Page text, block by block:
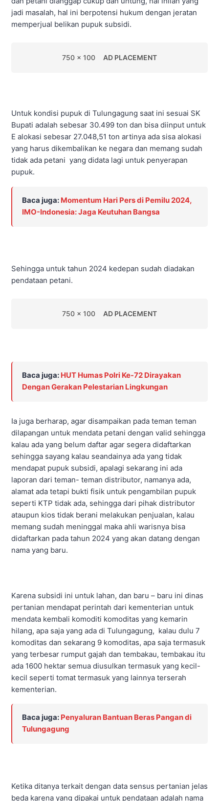
jadi masalah, hal ini berpotensi hukum dengan jeratan
memperjual belikan pupuk subsidi.
750 x 100 AD PLACEMENT
Untuk kondisi pupuk di Tulungagung saat ini sesuai SK
Bupati adalah sebesar 30.499 ton dan bisa diinput untuk
E alokasi sebesar 27.048,51 ton artinya ada sisa alokasi
yang harus dikembalikan ke negara dan memang sudah
tidak ada petani yang didata lagi untuk penyerapan
pupuk.
Baca juga: Momentum Hari Pers di Pemilu 2024,
IMO-Indonesia: Jaga Keutuhan Bangsa
Sehingga untuk tahun 2024 kedepan sudah diadakan
pendataan petani.
750 x 100 AD PLACEMENT
Baca juga: HUT Humas Polri Ke-72 Dirayakan
Dengan Gerakan Pelestarian Lingkungan
Ia juga berharap, agar disampaikan pada teman teman
dilapangan untuk mendata petani dengan valid sehingga
kalau ada yang belum daftar agar segera didaftarkan
sehingga sayang kalau seandainya ada yang tidak
mendapat pupuk subsidi, apalagi sekarang ini ada
laporan dari teman- teman distributor, namanya ada,
alamat ada tetapi bukti fisik untuk pengambilan pupuk
seperti KTP tidak ada, sehingga dari pihak distributor
ataupun kios tidak berani melakukan penjualan, kalau
memang sudah meninggal maka ahli warisnya bisa
didaftarkan pada tahun 2024 yang akan datang dengan
nama yang baru.
Karena subsidi ini untuk lahan, dan baru – baru ini dinas
pertanian mendapat perintah dari kementerian untuk
mendata kembali komoditi komoditas yang kemarin
hilang, apa saja yang ada di Tulungagung, kalau dulu 7
komoditas dan sekarang 9 komoditas, apa saja termasuk
yang terbesar rumput gajah dan tembakau, tembakau itu
ada 1600 hektar semua diusulkan termasuk yang kecil-
kecil seperti tomat termasuk yang lainnya terserah
kementerian.
Baca juga: Penyaluran Bantuan Beras Pangan di
Tulungagung
Ketika ditanya terkait dengan data sensus pertanian jelas
beda karena yang dipakai untuk pendataan adalah nama